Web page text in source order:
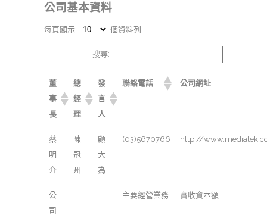
公司基本資料
每頁顯示 個資料列
搜尋:
董
事
長
總
經
理
發
言
人
聯絡電話 公司網址
蔡
明
介
陳
冠
州
顧
大
為
(03)5670766 http://
公
司
主要經營業務 實收資本額